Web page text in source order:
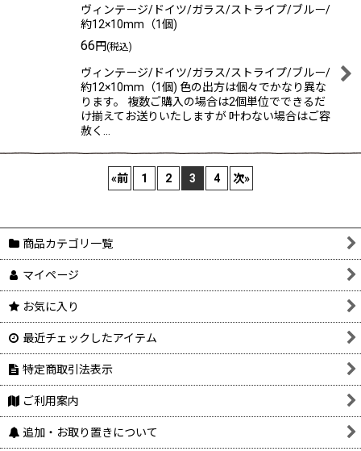
ヴィンテージ/ドイツ/ガラス/ストライプ/ブルー/
約12×10mm（1個)
66円(税込)
ヴィンテージ/ドイツ/ガラス/ストライプ/ブルー/
約12×10mm（1個) 色の出方は個々でかなり異な
ります。 複数ご購入の場合は2個単位でできるだ
け揃えてお送りいたしますが 叶わない場合はご容
赦く…
«前 1 2 3 4 次»
商品カテゴリ一覧
マイページ
お気に入り
最近チェックしたアイテム
特定商取引法表示
ご利用案内
追加・お取り置きについて